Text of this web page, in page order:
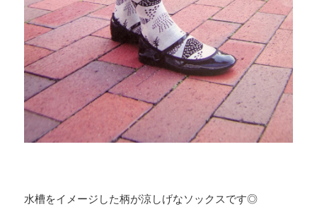
水槽をイメージした柄が涼しげなソックスです◎